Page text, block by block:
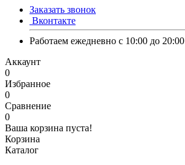
Заказать звонок
Вконтакте
Работаем ежедневно с 10:00 до 20:00
Аккаунт
0
Избранное
0
Сравнение
0
Ваша корзина пуста!
Корзина
Каталог